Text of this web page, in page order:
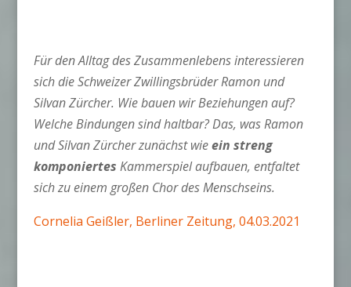
Für den Alltag des Zusammenlebens interessieren
sich die Schweizer Zwillingsbrüder Ramon und
Silvan Zürcher. Wie bauen wir Beziehungen auf?
Welche Bindungen sind haltbar? Das, was Ramon
und Silvan Zürcher zunächst wieein streng
komponiertes Kammerspiel aufbauen, entfaltet
sich zu einem großen Chor des Menschseins.
Cornelia Geißler, Berliner Zeitung, 04.03.2021